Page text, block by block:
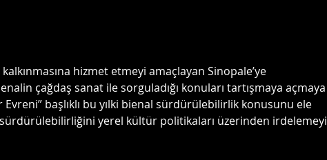
hizmet etmeyi amaçlayan Sinopale’ye
çağdaş sanat ile sorguladığı konuları tartışmaya açmaya
başlıklı bu yılki bienal sürdürülebilirlik konusunu ele
yerel kültür politikaları üzerinden irdelemeyi